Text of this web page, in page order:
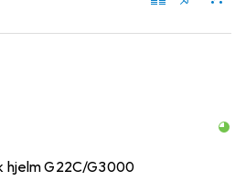
hjelm G22C/G3000